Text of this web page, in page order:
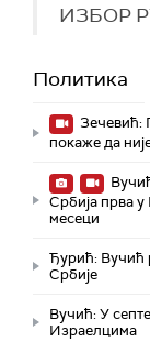
ИЗБОР
Политика
Зечевић:
покаже да
Србија прва
месеци
Ђурић: Вучић
Србије
Вучић: У
Израелцима